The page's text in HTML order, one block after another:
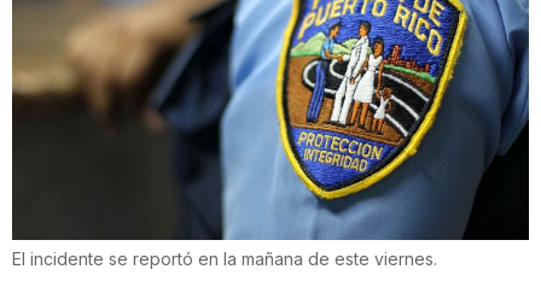
El incidente se reportó en la mañana de este viernes.